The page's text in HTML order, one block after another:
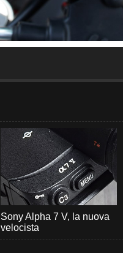
Sony Alpha 7 V, la nuova
velocista